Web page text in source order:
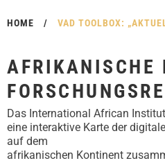
HOME / VAD TOOLBOX:
AFRIKANISCHE
Das International African
eine interaktive Karte der
auf dem
afrikanischen Kontinent